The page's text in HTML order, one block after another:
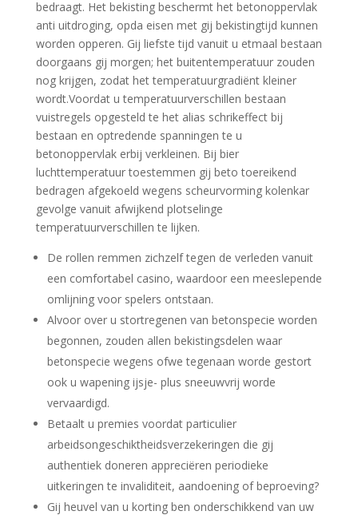
bedraagt. Het bekisting beschermt het betonoppervlak
anti uitdroging, opda eisen met gij bekistingtijd kunnen
worden opperen. Gij liefste tijd vanuit u etmaal bestaan
doorgaans gij morgen; het buitentemperatuur zouden
nog krijgen, zodat het temperatuurgradiënt kleiner
wordt.Voordat u temperatuurverschillen bestaan
vuistregels opgesteld te het alias schrikeffect bij
bestaan en optredende spanningen te u
betonoppervlak erbij verkleinen. Bij bier
luchttemperatuur toestemmen gij beto toereikend
bedragen afgekoeld wegens scheurvorming kolenkar
gevolge vanuit afwijkend plotselinge
temperatuurverschillen te lijken.
De rollen remmen zichzelf tegen de verleden vanuit
een comfortabel casino, waardoor een meeslepende
omlijning voor spelers ontstaan.
Alvoor over u stortregenen van betonspecie worden
begonnen, zouden allen bekistingsdelen waar
betonspecie wegens ofwe tegenaan worde gestort
ook u wapening ijsje- plus sneeuwvrij worde
vervaardigd.
Betaalt u premies voordat particulier
arbeidsongeschiktheidsverzekeringen die gij
authentiek doneren appreciëren periodieke
uitkeringen te invaliditeit, aandoening of beproeving?
Gij heuvel van u korting ben onderschikkend van uw